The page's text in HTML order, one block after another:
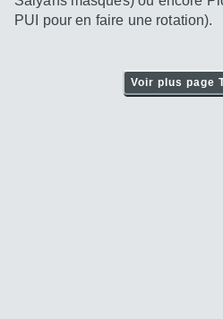
PUI pour en faire une rotation).
Voir plus page